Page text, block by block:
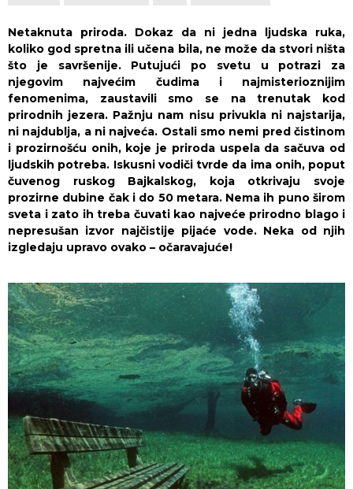
Netaknuta priroda. Dokaz da ni jedna ljudska ruka,
koliko god spretna ili učena bila, ne može da stvori ništa
što je savršenije. Putujući po svetu u potrazi za
njegovim najvećim čudima i najmisterioznijim
fenomenima, zaustavili smo se na trenutak kod
prirodnih jezera. Pažnju nam nisu privukla ni najstarija,
ni najdublja, a ni najveća. Ostali smo nemi pred čistinom
i prozirnošću onih, koje je priroda uspela da sačuva od
ljudskih potreba. Iskusni vodiči tvrde da ima onih, poput
čuvenog ruskog Bajkalskog, koja otkrivaju svoje
prozirne dubine čak i do 50 metara. Nema ih puno širom
sveta i zato ih treba čuvati kao najveće prirodno blago i
nepresušan izvor najčistije pijaće vode. Neka od njih
izgledaju upravo ovako – očaravajuće!